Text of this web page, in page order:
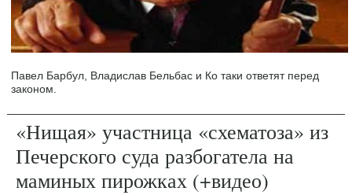
Павел Барбул, Владислав Бельбас и Ко таки ответят перед
законом.
«Нищая» участница «схематоза» из
Печерского суда разбогатела на
маминых пирожках (+видео)